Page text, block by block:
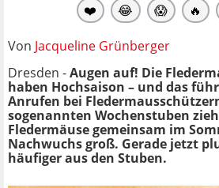
❤️ 😂 😱 🔥
Von Jacqueline Grünberger
Dresden -Augen auf! Die
haben Hochsaison – und das
Anrufen bei
sogenannten Wochenstuben
Fledermäuse gemeinsam im
Nachwuchs groß. Gerade jetzt
häufiger aus den Stuben.